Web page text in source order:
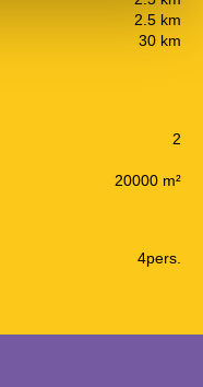
2.5 km
30 km
2
20000 m²
4pers.